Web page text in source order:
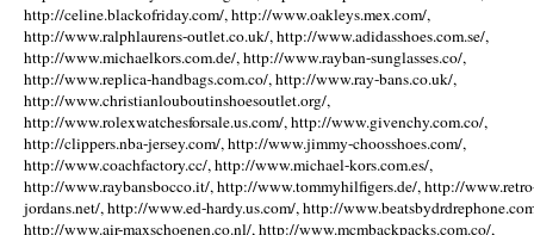
http://celine.blackofriday.com/, http://www.oakleys.mex.com/,
http://www.ralphlaurens-outlet.co.uk/, http://www.adidasshoes.com.se/,
http://www.michaelkors.com.de/, http://www.rayban-sunglasses.co/,
http://www.replica-handbags.com.co/, http://www.ray-bans.co.uk/,
http://www.christianlouboutinshoesoutlet.org/,
http://www.rolexwatchesforsale.us.com/, http://www.givenchy.com.co/,
http://clippers.nba-jersey.com/, http://www.jimmy-choosshoes.com/,
http://www.coachfactory.cc/, http://www.michael-kors.com.es/,
http://www.raybansbocco.it/, http://www.tommyhilfigers.de/, http://
jordans.net/, http://www.ed-hardy.us.com/, http://
http://www.air-maxschoenen.co.nl/, http://www.mcmbackpacks.com.co/,